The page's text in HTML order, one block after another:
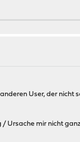
User, der nicht
Ursache mir nicht